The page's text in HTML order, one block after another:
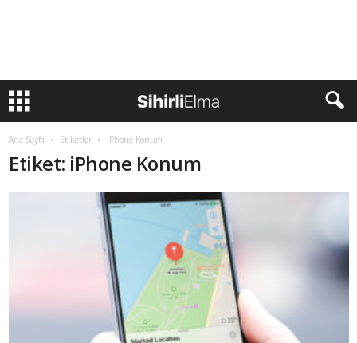
Ana Sayfa Etiketler IPhone Konum
Etiket: iPhone Konum